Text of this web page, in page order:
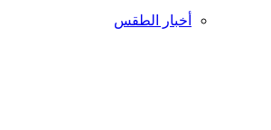
أخبار الطقس